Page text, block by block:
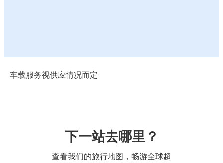
车载服务视供应情况而定
下一站去哪里？
查看我们的旅行地图，畅游全球超